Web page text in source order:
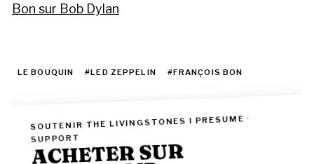
Bon sur Bob Dylan
LE BOUQUIN #LED ZEPPELIN #FRANÇOIS BON
SOUTENIR THE LIVINGSTONES I PRESUME ·
SUPPORT
ACHETER SUR